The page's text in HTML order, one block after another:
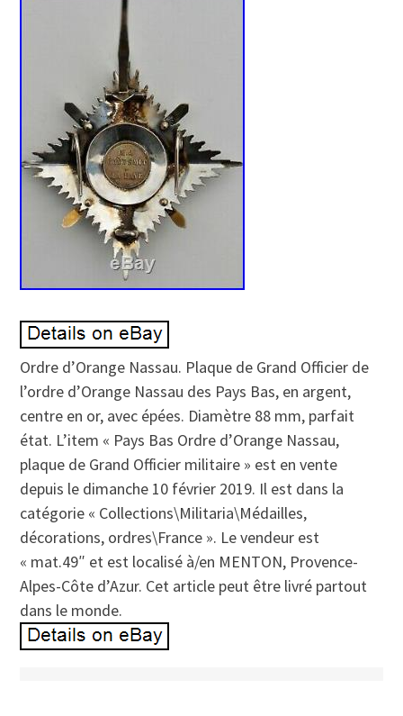
Ordre d’Orange Nassau. Plaque de Grand Officier de
l’ordre d’Orange Nassau des Pays Bas, en argent,
centre en or, avec épées. Diamètre 88 mm, parfait
état. L’item « Pays Bas Ordre d’Orange Nassau,
plaque de Grand Officier militaire » est en vente
depuis le dimanche 10 février 2019. Il est dans la
catégorie « Collections\Militaria\Médailles,
décorations, ordres\France ». Le vendeur est
« mat.49″ et est localisé à/en MENTON, Provence-
Alpes-Côte d’Azur. Cet article peut être livré partout
dans le monde.